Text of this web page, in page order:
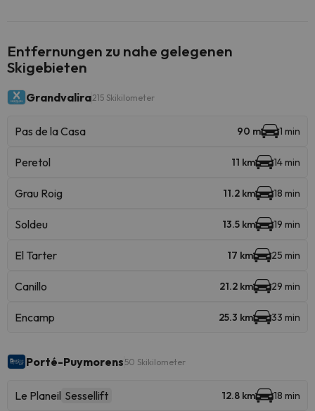
Entfernungen zu nahe gelegenen
Skigebieten
Grandvalira215 Skikilometer
Pas de la Casa 90 m 1 min
Peretol 11 km 14 min
Grau Roig 11.2 km 18 min
Soldeu 13.5 km 19 min
El Tarter 17 km 25 min
Canillo 21.2 km 29 min
Encamp 25.3 km 33 min
Porté-Puymorens 50 Skikilometer
Le Planeil Sessellift 12.8 km 18 min